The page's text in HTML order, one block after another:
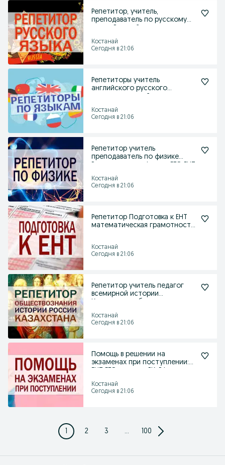
Репетитор, учитель,
преподаватель по русскому
Костанай
Сегодня в 21:06
Репетиторы учитель
английского русского
Костанай
Сегодня в 21:06
Репетитор учитель
преподаватель по физике
Костанай
Сегодня в 21:06
Репетитор Подготовка к ЕНТ
математическая грамотность
Костанай
Сегодня в 21:06
Репетитор учитель педагог
всемирной истории
Костанай
Сегодня в 21:06
Помощь в решении на
экзаменах при поступлении:
Костанай
Сегодня в 21:06
1 2 3 ... 100